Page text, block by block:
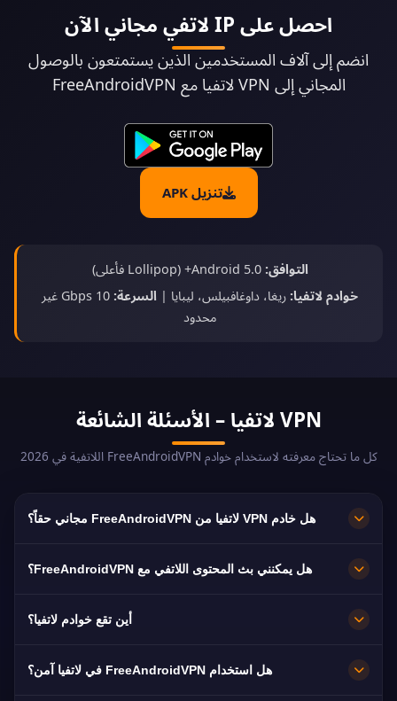
احصل على IP لاتفي مجاني الآن
انضم إلى آلاف المستخدمين الذين يستمتعون بالوصول
المجاني إلى VPN لاتفيا مع FreeAndroidVPN
تنزيل APK
التوافق: Android 5.0+ (Lollipop فأعلى)
خوادم لاتفيا: ريغا، داوغافبيلس، ليبايا | السرعة:
10 Gbps غير
محدود
VPN لاتفيا – الأسئلة الشائعة
كل ما تحتاج معرفته لاستخدام خوادم FreeAndroidVPN اللاتفية في 2026
هل خادم VPN لاتفيا من FreeAndroidVPN مجاني حقاً؟
100% بدون رسوم مخفية أو فترات تجريبية أو بطاقات
في ريغا وداوغافبيلس وليبايا بدون أي مدفوعات.
هل يمكنني بث المحتوى اللاتفي مع FreeAndroidVPN؟
خوادم VPN لاتفيا محسّنة لبث المنصات اللاتفية مثل
LTV1 وLNT وTV3. يستمتع معظم المستخدمين بالبث
بدقة عالية بدون تخزين مؤقت.
أين تقع خوادم لاتفيا؟
لاتفيا تشمل ريغا وداوغافبيلس وليبايا. جميع الخوادم
هل استخدام FreeAndroidVPN في لاتفيا آمن؟